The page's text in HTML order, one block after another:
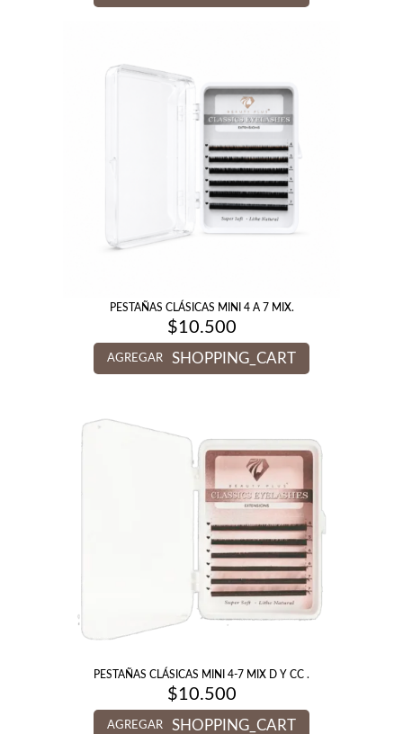
PESTAÑAS CLÁSICAS MINI 4 A 7 MIX.
$10.500
AGREGAR SHOPPING_CART
PESTAÑAS CLÁSICAS MINI 4-7 MIX D Y CC .
$10.500
AGREGAR SHOPPING_CART